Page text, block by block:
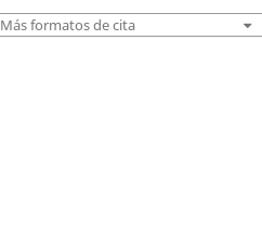
Más formatos de cita